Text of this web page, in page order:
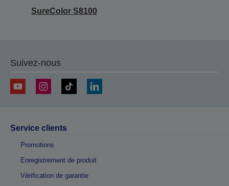
SureColor S8100
Suivez-nous
Service clients
Promotions
Enregistrement de produit
Vérification de garantie